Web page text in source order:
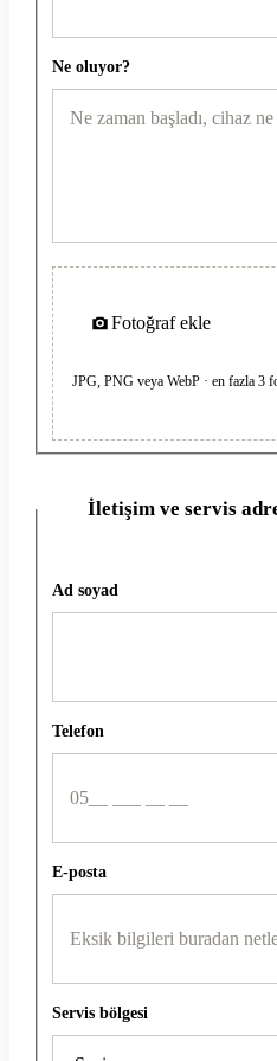
Ne oluyor?
Fotoğraf ekle
JPG, PNG veya WebP · en fazla 3
İletişim ve servis
Ad soyad
Telefon
E-posta
Servis bölgesi